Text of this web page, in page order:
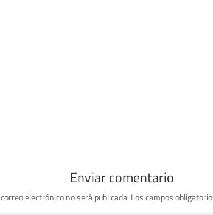
Enviar comentario
electrónico no será publicada. Los campos